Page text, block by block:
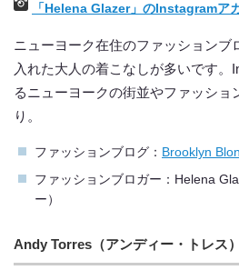
「Helena Glazer」のInstagramア
ニューヨーク在住のファッションブ
入れた大人の着こなしが多いです。
るニューヨークの街並やファッショ
り。
ファッションブログ： Brooklyn
ファッションブロガー：Helena
ー）
Andy Torres（アンディー・トレス）